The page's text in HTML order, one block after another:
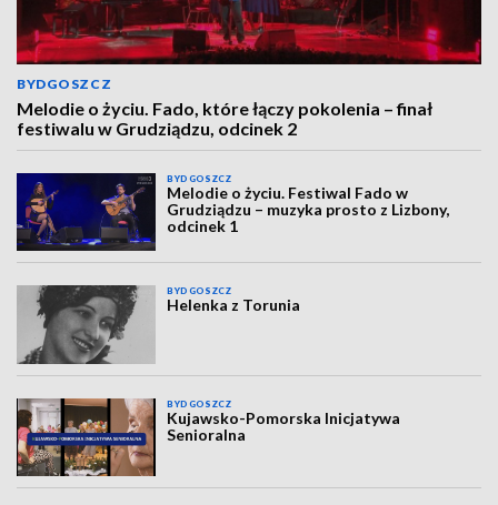
BYDGOSZCZ
Melodie o życiu. Fado, które łączy pokolenia – finał
festiwalu w Grudziądzu, odcinek 2
BYDGOSZCZ
Melodie o życiu. Festiwal Fado w
Grudziądzu – muzyka prosto z Lizbony,
odcinek 1
BYDGOSZCZ
Helenka z Torunia
BYDGOSZCZ
Kujawsko-Pomorska Inicjatywa
Senioralna